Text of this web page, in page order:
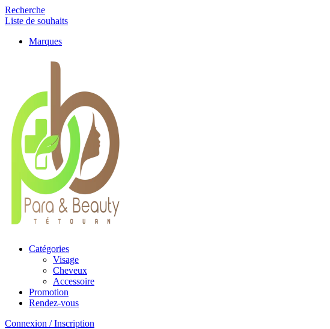
Recherche
Liste de souhaits
Marques
Catégories
Visage
Cheveux
Accessoire
Promotion
Rendez-vous
Connexion / Inscription